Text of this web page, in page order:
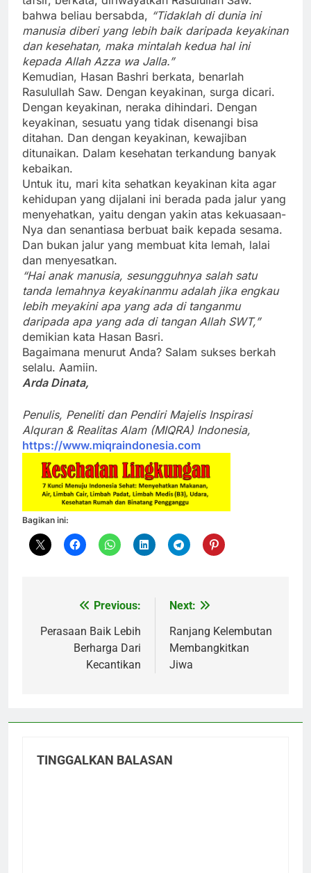
bahwa beliau bersabda, “Tidaklah di dunia ini
manusia diberi yang lebih baik daripada keyakinan
dan kesehatan, maka mintalah kedua hal ini
kepada Allah Azza wa Jalla.”
Kemudian, Hasan Bashri berkata, benarlah
Rasulullah Saw. Dengan keyakinan, surga dicari.
Dengan keyakinan, neraka dihindari. Dengan
keyakinan, sesuatu yang tidak disenangi bisa
ditahan. Dan dengan keyakinan, kewajiban
ditunaikan. Dalam kesehatan terkandung banyak
kebaikan.
Untuk itu, mari kita sehatkan keyakinan kita agar
kehidupan yang dijalani ini berada pada jalur yang
menyehatkan, yaitu dengan yakin atas kekuasaan-
Nya dan senantiasa berbuat baik kepada sesama.
Dan bukan jalur yang membuat kita lemah, lalai
dan menyesatkan.
“Hai anak manusia, sesungguhnya salah satu
tanda lemahnya keyakinanmu adalah jika engkau
lebih meyakini apa yang ada di tanganmu
daripada apa yang ada di tangan Allah SWT,”
demikian kata Hasan Basri.
Bagaimana menurut Anda? Salam sukses berkah
selalu. Aamiin.
Arda Dinata,
Penulis, Peneliti dan Pendiri Majelis Inspirasi
Alquran & Realitas Alam (MIQRA) Indonesia,
https://www.miqraindonesia.com
Bagikan ini:
Navigasi
pos
Previous:
Perasaan Baik Lebih
Berharga Dari
Kecantikan
Next:
Ranjang Kelembutan
Membangkitkan
Jiwa
TINGGALKAN BALASAN